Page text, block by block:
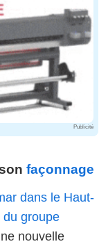
Publicité
façonnage
dans le Haut-
du groupe
nouvelle